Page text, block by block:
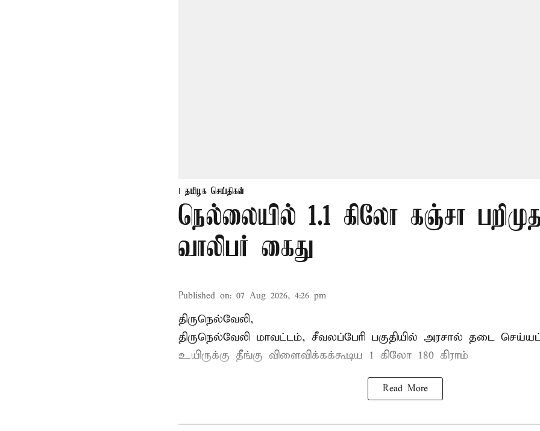
தமிழக செய்திகள்
நெல்லையில் 1.1 கிலோ கஞ்சா
வாலிபர் கைது
Published on: 07 Aug 2026, 4:26 pm
திருநெல்வேலி,
திருநெல்வேலி மாவட்டம், சீவலப்பேரி பகுதியில் அரசால் தடை
உயிருக்கு தீங்கு விளைவிக்கக்கூடிய 1 கிலோ 180 கிராம்
Read More